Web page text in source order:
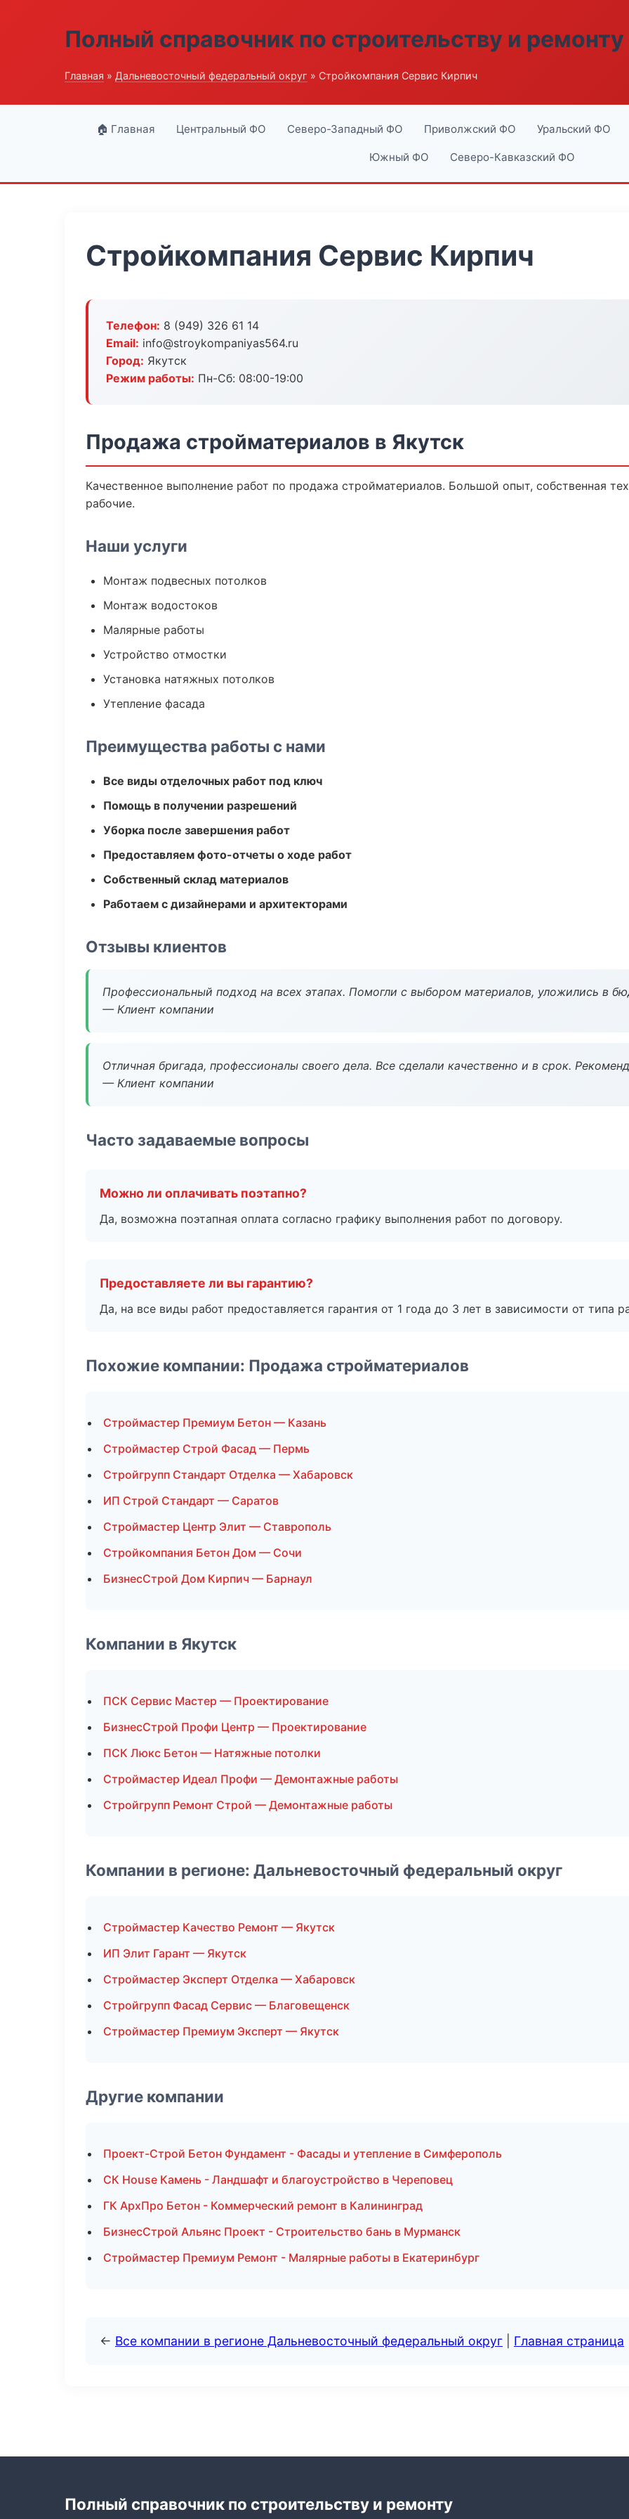
Полный справочник по строительству и ремонту
Главная » Дальневосточный федеральный округ » Стройкомпания Сервис Кирпич
🏠 Главная Центральный ФО Северо-Западный ФО Приволжский ФО Уральский ФО
Южный ФО Северо-Кавказский ФО
Стройкомпания Сервис Кирпич
Телефон: 8 (949) 326 61 14
Email: info@stroykompaniyas564.ru
Город: Якутск
Режим работы: Пн-Сб: 08:00-19:00
Продажа стройматериалов в Якутск
Качественное выполнение работ по продажа стройматериалов. Большой опыт, собственная
рабочие.
Наши услуги
Монтаж подвесных потолков
Монтаж водостоков
Малярные работы
Устройство отмостки
Установка натяжных потолков
Утепление фасада
Преимущества работы с нами
Все виды отделочных работ под ключ
Помощь в получении разрешений
Уборка после завершения работ
Предоставляем фото-отчеты о ходе работ
Собственный склад материалов
Работаем с дизайнерами и архитекторами
Отзывы клиентов
Профессиональный подход на всех этапах. Помогли с выбором материалов, уложились в
— Клиент компании
Отличная бригада, профессионалы своего дела. Все сделали качественно и в срок.
— Клиент компании
Часто задаваемые вопросы
Можно ли оплачивать поэтапно?
Да, возможна поэтапная оплата согласно графику выполнения работ по договору.
Предоставляете ли вы гарантию?
Да, на все виды работ предоставляется гарантия от 1 года до 3 лет в зависимости от типа
Похожие компании: Продажа стройматериалов
Строймастер Премиум Бетон — Казань
Строймастер Строй Фасад — Пермь
Стройгрупп Стандарт Отделка — Хабаровск
ИП Строй Стандарт — Саратов
Строймастер Центр Элит — Ставрополь
Стройкомпания Бетон Дом — Сочи
БизнесСтрой Дом Кирпич — Барнаул
Компании в Якутск
ПСК Сервис Мастер — Проектирование
БизнесСтрой Профи Центр — Проектирование
ПСК Люкс Бетон — Натяжные потолки
Строймастер Идеал Профи — Демонтажные работы
Стройгрупп Ремонт Строй — Демонтажные работы
Компании в регионе: Дальневосточный федеральный округ
Строймастер Качество Ремонт — Якутск
ИП Элит Гарант — Якутск
Строймастер Эксперт Отделка — Хабаровск
Стройгрупп Фасад Сервис — Благовещенск
Строймастер Премиум Эксперт — Якутск
Другие компании
Проект-Строй Бетон Фундамент - Фасады и утепление в Симферополь
СК House Камень - Ландшафт и благоустройство в Череповец
ГК АрхПро Бетон - Коммерческий ремонт в Калининград
БизнесСтрой Альянс Проект - Строительство бань в Мурманск
Строймастер Премиум Ремонт - Малярные работы в Екатеринбург
← Все компании в регионе Дальневосточный федеральный округ Главная страница
Полный справочник по строительству и ремонту